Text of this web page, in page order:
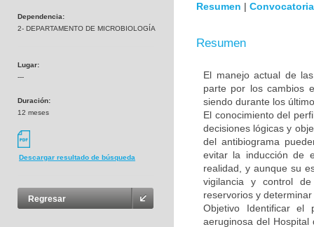
Dependencia:
2- DEPARTAMENTO DE MICROBIOLOGÍA
Lugar:
---
Duración:
12 meses
Descargar resultado de búsqueda
Regresar
Resumen | Convocatoria
Resumen
El manejo actual de
parte por los cambios
siendo durante los
El conocimiento del
decisiones lógicas y
del antibiograma
evitar la inducción de
realidad, y aunque su
vigilancia y control
reservorios y
Objetivo Identificar el
aeruginosa del